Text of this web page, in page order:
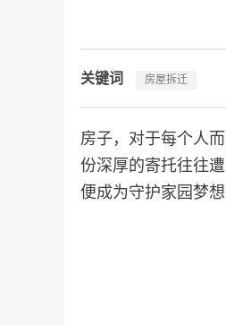
关键词 房屋拆迁
房子，对于每个人
份深厚的寄托往往
便成为守护家园梦